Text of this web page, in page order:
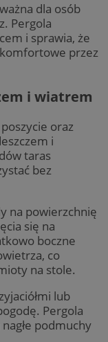
dla osób
Pergola
i sprawia, że
przez
i wiatrem
oraz
i
taras
bez
na powierzchnię
się na
boczne
co
na stole.
lub
Pergola
podmuchy